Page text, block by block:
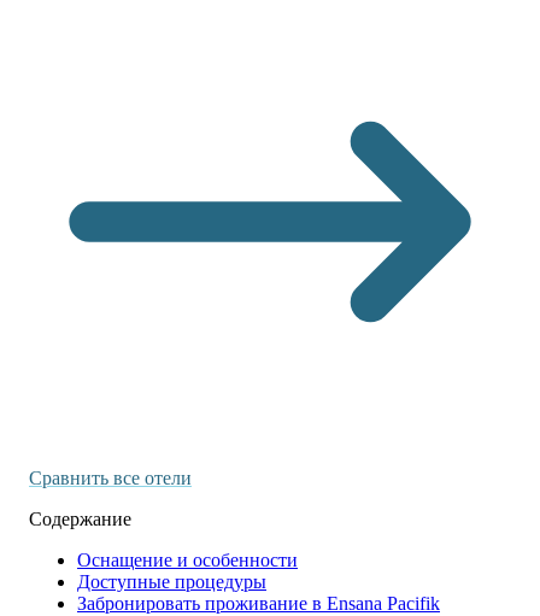
Сравнить все отели
Содержание
Оснащение и особенности
Доступные процедуры
Забронировать проживание в Ensana Pacifik